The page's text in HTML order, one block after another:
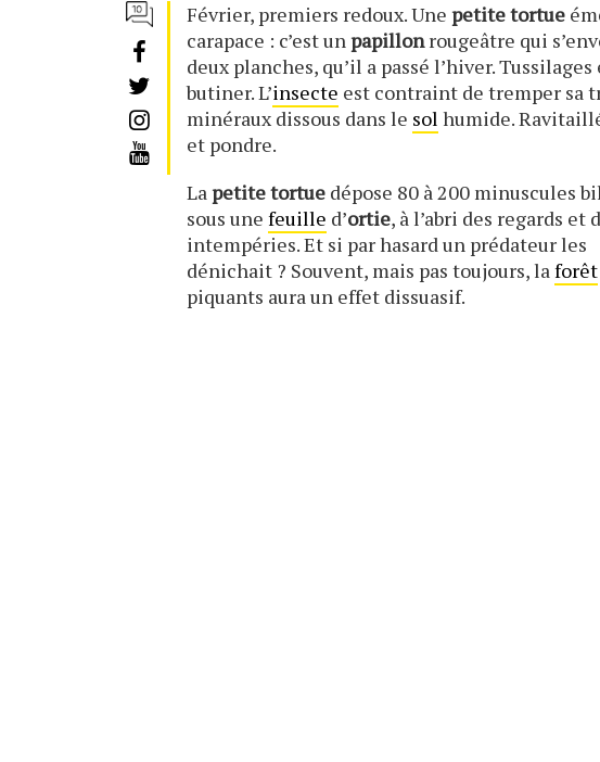
Février, premiers redoux. Unepetite tortue
carapace : c’est unpapillonrougeâtre qui
deux planches, qu’il a passé l’hiver.
butiner. L’insecte est contraint de tremper sa
minéraux dissous dans le sol humide.
et pondre.
Lapetite tortue dépose 80 à 200 minuscules
sous unefeuille d’ortie, à l’abri des regards et
intempéries. Et si par hasard un prédateur les
dénichait ? Souvent, mais pas toujours, laforêt
piquants aura un effet dissuasif.